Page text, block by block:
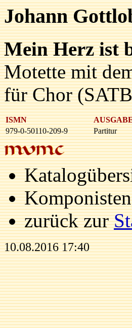
Johann
Mein Herz ist
Motette mit
für Chor
ISMN
979-0-50110-209-9
Partitur
zurück zur
10.08.2016 17:40